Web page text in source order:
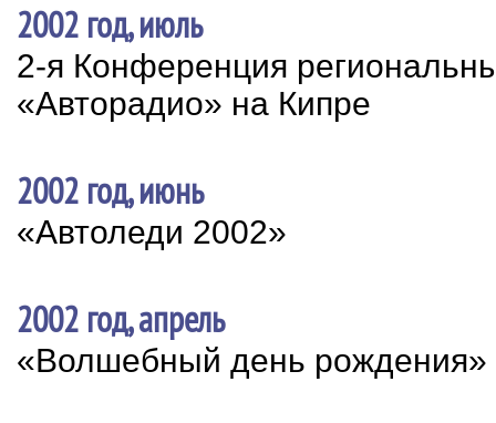
2002 год, июль
2-я Конференция
«Авторадио» на Кипре
2002 год, июнь
«Автоледи 2002»
2002 год, апрель
«Волшебный день рождения»